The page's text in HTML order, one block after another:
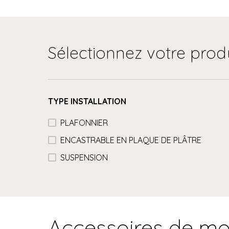
Sélectionnez votre
TYPE INSTALLATION
PLAFONNIER
ENCASTRABLE EN PLAQUE DE PLÂTRE
SUSPENSION